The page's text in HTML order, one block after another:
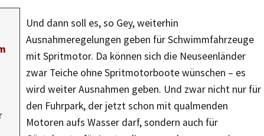
Und dann soll es, so Gey, weiterhin
Ausnahmeregelungen geben für Schwimmfahrzeuge
mit Spritmotor. Da können sich die Neuseenländer
zwar Teiche ohne Spritmotorboote wünschen – es
wird weiter Ausnahmen geben. Und zwar nicht nur für
den Fuhrpark, der jetzt schon mit qualmenden
Motoren aufs Wasser darf, sondern auch für